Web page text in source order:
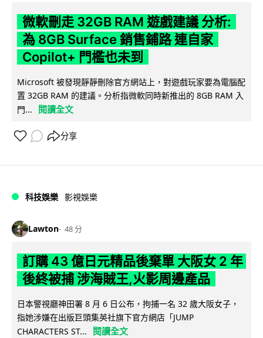
微軟刪走 32GB RAM 遊戲建議 分析:
為 8GB Surface 銷售鋪路 連自家
Copilot+ 門檻也未到
Microsoft 被發現靜靜刪除官方網站上，對遊戲玩家要為電腦配
置 32GB RAM 的建議。分析指微軟同時新推出的 8GB RAM 入
門...
閱讀全文
分享
科技娛樂 影視娛樂
Lawton 48 分
訂購 43 億日元精品後棄單 大阪女 2 年
後終被捕 涉海賊王,火影周邊產品
日本警視廳神田署 8 月 6 日公布，拘捕一名 32 歲大阪女子，
指她涉嫌在出版巨頭集英社旗下官方網店「JUMP
CHARACTERS ST...
閱讀全文